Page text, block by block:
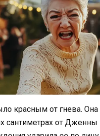
красным от гнева. Она
сантиметрах от Дженны